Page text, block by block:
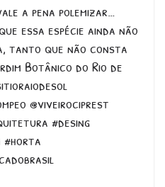
a pena polemizar…
essa espécie ainda não
tanto que não consta
Botânico do Rio de
@viveirociprest
#desing
#horta